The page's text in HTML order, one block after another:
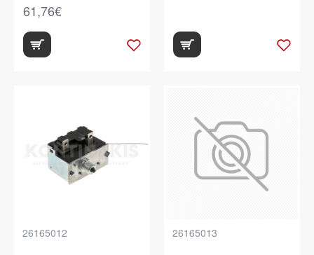
61,76€
26165012 26165013